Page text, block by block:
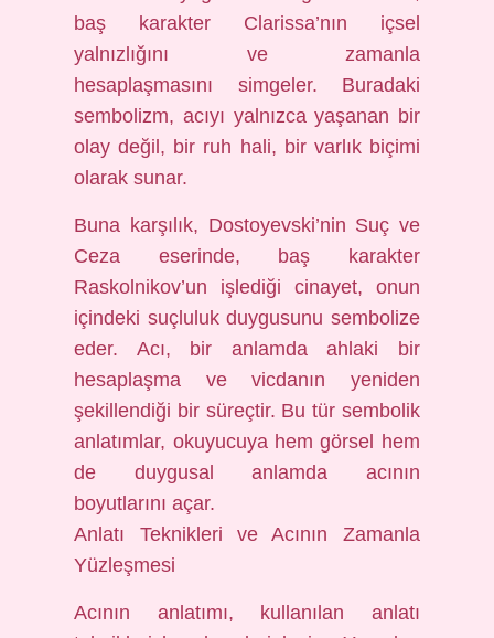
baş karakter Clarissa’nın içsel
yalnızlığını ve zamanla
hesaplaşmasını simgeler. Buradaki
sembolizm, acıyı yalnızca yaşanan bir
olay değil, bir ruh hali, bir varlık biçimi
olarak sunar.
Buna karşılık, Dostoyevski’nin Suç ve
Ceza eserinde, baş karakter
Raskolnikov’un işlediği cinayet, onun
içindeki suçluluk duygusunu sembolize
eder. Acı, bir anlamda ahlaki bir
hesaplaşma ve vicdanın yeniden
şekillendiği bir süreçtir. Bu tür sembolik
anlatımlar, okuyucuya hem görsel hem
de duygusal anlamda acının
boyutlarını açar.
Anlatı Teknikleri ve Acının Zamanla
Yüzleşmesi
Acının anlatımı, kullanılan anlatı